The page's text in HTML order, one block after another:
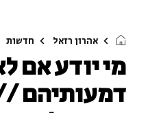
אהרון רזאל חדשות
מי יודע אם
דמעותיהם